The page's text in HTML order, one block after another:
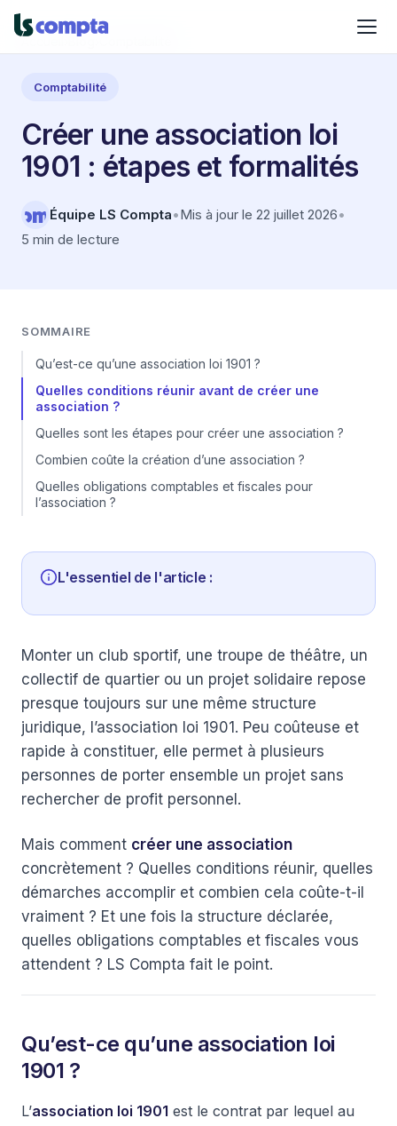
Accueil Blog
Comptabilité
Créer une association loi
1901 : étapes et formalités
Équipe LS Compta•Mis à jour le 22 juillet 2026•
5 min de lecture
SOMMAIRE
Qu’est-ce qu’une association loi 1901 ?
Quelles conditions réunir avant de créer une
association ?
Quelles sont les étapes pour créer une association ?
Combien coûte la création d’une association ?
Quelles obligations comptables et fiscales pour
l’association ?
L'essentiel de l'article :
Monter un club sportif, une troupe de théâtre, un
collectif de quartier ou un projet solidaire repose
presque toujours sur une même structure
juridique, l’association loi 1901. Peu coûteuse et
rapide à constituer, elle permet à plusieurs
personnes de porter ensemble un projet sans
rechercher de profit personnel.
Mais comment créer une association
concrètement ? Quelles conditions réunir, quelles
démarches accomplir et combien cela coûte-t-il
vraiment ? Et une fois la structure déclarée,
quelles obligations comptables et fiscales vous
attendent ? LS Compta fait le point.
Qu’est-ce qu’une association loi
1901 ?
L’association loi 1901 est le contrat par lequel au